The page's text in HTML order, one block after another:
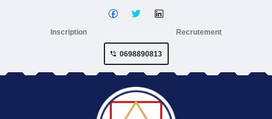
Inscription Recrutement
0698890813